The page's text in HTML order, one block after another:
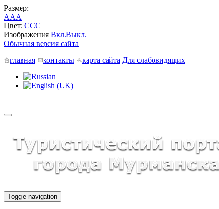
Размер:
AAA
Цвет: CCC
Изображения Вкл.Выкл.
Обычная версия сайта
главная
контакты карта сайта Для слабовидящих
Toggle navigation